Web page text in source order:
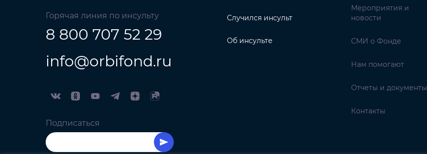
Горячая линия по инсульту
8 800 707 52 29
info@orbifond.ru
Подписаться
Случился инсульт
Об инсульте
Мероприятия и
новости
СМИ о Фонде
Нам помогают
Отчеты и документы
Контакты